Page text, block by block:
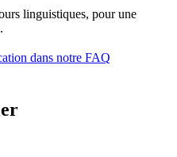
linguistiques, pour une
dans notre FAQ